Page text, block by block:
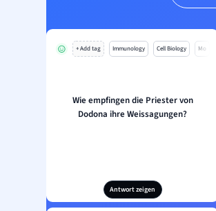
+ Add tag Immunology Cell Biology Mo
Wie empfingen die Priester von
Dodona ihre Weissagungen?
Antwort zeigen